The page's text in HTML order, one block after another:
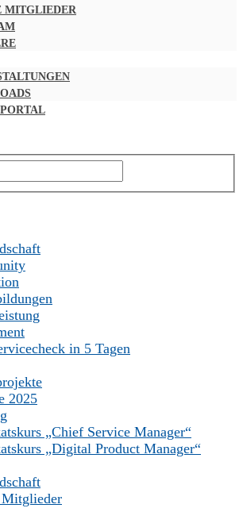
MITGLIEDER
in 5 Tagen
2025
„Chief Service Manager“
„Digital Product Manager“
Mitglieder